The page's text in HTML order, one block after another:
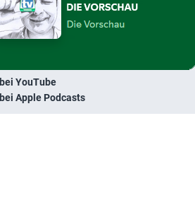
bei YouTube
bei Apple Podcasts